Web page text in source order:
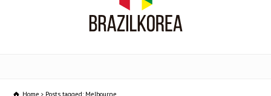
Home Posts tagged: Melbourne